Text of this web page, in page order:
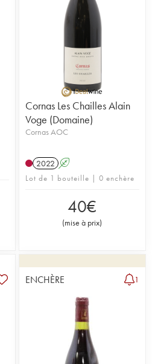
Cornas Les Chailles Alain
Voge (Domaine)
Cornas AOC
2022 A
Lot de 1 bouteille | 0 enchère
40€
(mise à prix)
ENCHÈRE 1